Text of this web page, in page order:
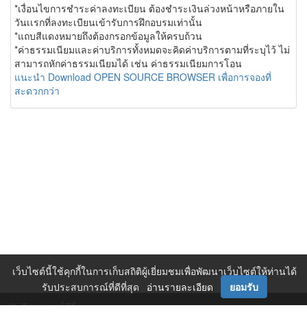
*เงื่อนไขการชำระค่าลงทะเบียน ต้องชำระเงินล่วงหน้าหรือภายใน
วันเเรกที่ลงทะเบียนเข้ารับการฝึกอบรมเท่านั้น
*แถบสีแดงหมายถึงต้องกรอกข้อมูลให้ครบถ้วน
*ค่าธรรมเนียมและค่าบริการทั้งหมดจะคิดค่าบริการตามที่ระบุไว้ ไม่
สามารถหักค่าธรรมเนียมได้ เช่น ค่าธรรมเนียมการโอน
แนะนำ Download OPEN SOURCE BROWSER เพื่อการจองที่
สะดวกกว่า
ติดตามเราได้ที่
เว็บไซต์นี้ใช้คุกกี้ในการเก็บสถิติผู้เยี่ยมชมเพื่อพัฒนาเว็บไซต์ให้ท่านได้
รับประสบการณ์ที่ดีที่สุด
อ่านรายละเอียด ยอมรับ